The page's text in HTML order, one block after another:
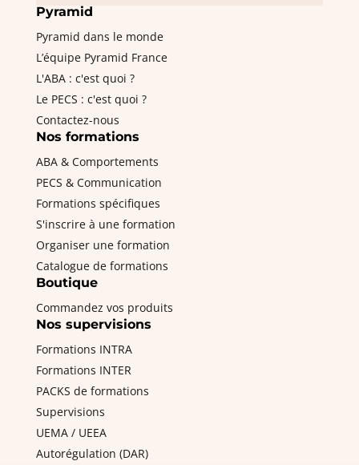
Pyramid
Pyramid dans le monde
L’équipe Pyramid France
L'ABA : c'est quoi ?
Le PECS : c'est quoi ?
Contactez-nous
Nos formations
ABA & Comportements
PECS & Communication
Formations spécifiques
S'inscrire à une formation
Organiser une formation
Catalogue de formations
Boutique
Commandez vos produits
Nos supervisions
Formations INTRA
Formations INTER
PACKS de formations
Supervisions
UEMA / UEEA
Autorégulation (DAR)